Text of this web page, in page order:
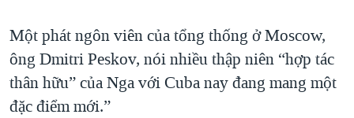
Một phát ngôn viên của tổng thống ở Moscow,
ông Dmitri Peskov, nói nhiều thập niên “hợp tác
thân hữu” của Nga với Cuba nay đang mang một
đặc điểm mới.”